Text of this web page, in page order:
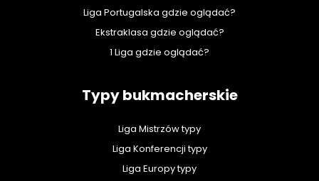
Liga Portugalska gdzie oglądać?
Ekstraklasa gdzie oglądać?
1 Liga gdzie oglądać?
Typy bukmacherskie
Liga Mistrzów typy
Liga Konferencji typy
Liga Europy typy